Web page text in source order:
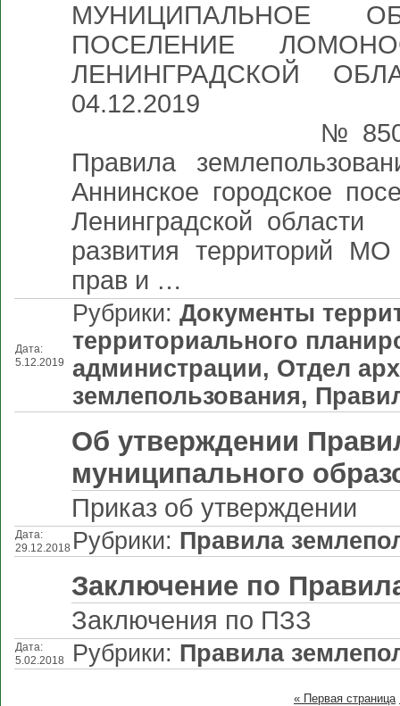
МУНИЦИПАЛЬНОЕ
ПОСЕЛЕНИЕ
ЛЕНИНГРАДСКОЙ
№ 850 О
Правила
Аннинское городское
Ленинградской
развития территорий МО
прав и …
Дата:
5.12.2019
Рубрики: Документы
территориального
администрации, Отдел
землепользования,
Об утверждении
муниципального
Приказ об утверждении
Дата:
29.12.2018 Рубрики: Правила
Заключение по
Заключения по ПЗЗ
Дата:
5.02.2018
Рубрики: Правила
« Первая страница